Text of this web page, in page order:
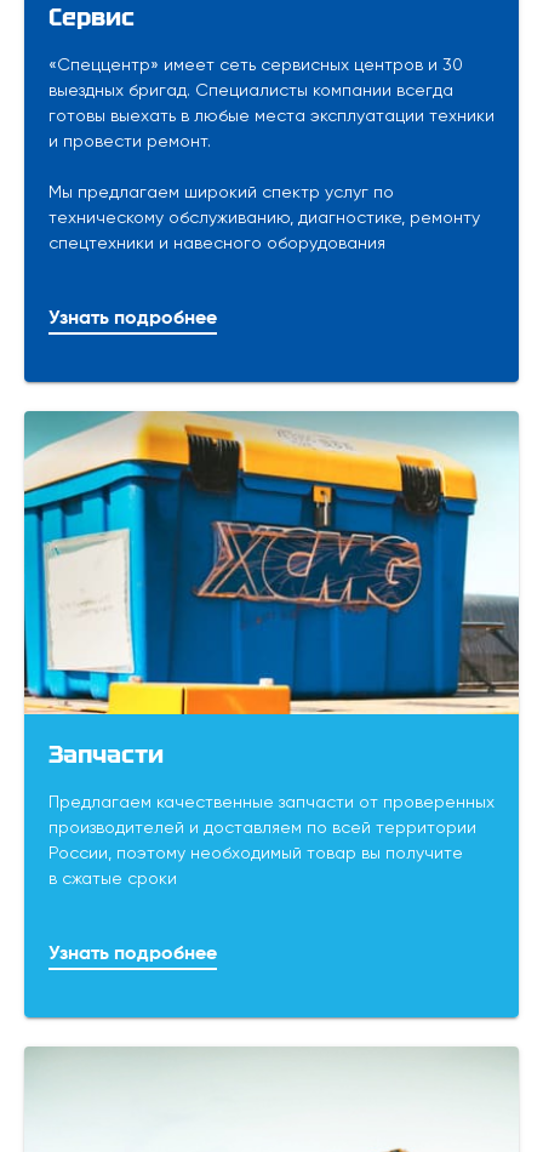
Сервис
«Спеццентр» имеет сеть сервисных центров и 30
выездных бригад. Специалисты компании всегда
готовы выехать в любые места эксплуатации техники
и провести ремонт.
Мы предлагаем широкий спектр услуг по
техническому обслуживанию, диагностике, ремонту
спецтехники и навесного оборудования
Узнать подробнее
Запчасти
Предлагаем качественные запчасти от проверенных
производителей и доставляем по всей территории
России, поэтому необходимый товар вы получите
в сжатые сроки
Узнать подробнее